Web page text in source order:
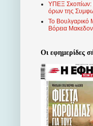
ΥΠΕΞ Σκοπίων:
όρων της
Το Βουλγαρικό
Βόρεια
Οι εφημερίδες